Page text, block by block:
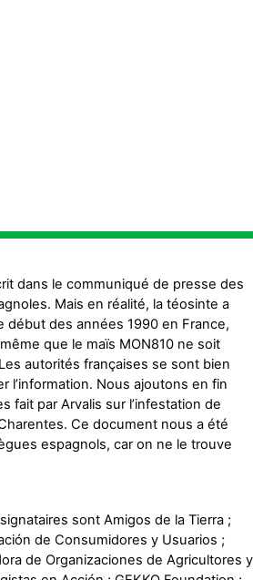
dans le communiqué de presse des
Mais en réalité, la téosinte a
début des années 1990 en France,
que le maïs MON810 ne soit
autorités françaises se sont bien
l’information. Nous ajoutons en fin
fait par Arvalis sur l’infestation de
Ce document nous a été
espagnols, car on ne le trouve
sont Amigos de la Tierra ;
de Consumidores y Usuarios ;
de Organizaciones de Agricultores y